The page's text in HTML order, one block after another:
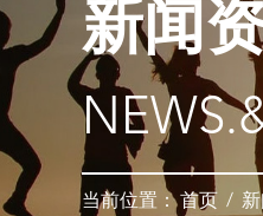
新闻
当前位置：首页 /